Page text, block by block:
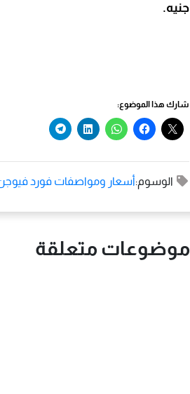
جنيه.
شارك هذا الموضوع:
الوسوم:أسعار ومواصفات فورد
موضوعات متعلقة